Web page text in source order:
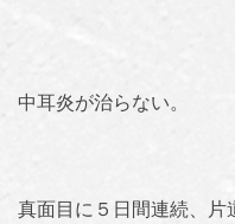
中耳炎が治らない。
真面目に５日間連続、片